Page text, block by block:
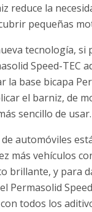
reduce la
pequeñas
tecnología, si
Speed-TEC
la base bicapa
el barniz, de
sencillo de usar.
automóviles
más vehículos
brillante, y para
Permasolid
todos los